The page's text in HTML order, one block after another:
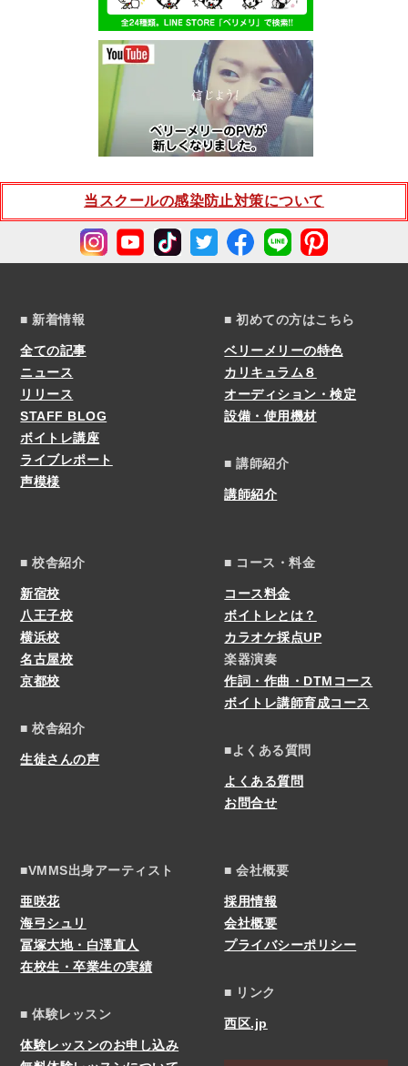
当スクールの感染防止対策について
■ 新着情報
全ての記事
ニュース
リリース
STAFF BLOG
ボイトレ講座
ライブレポート
声模様
■ 初めての方はこちら
ベリーメリーの特色
カリキュラム８
オーディション・検定
設備・使用機材
■ 講師紹介
講師紹介
■ 校舎紹介
新宿校
八王子校
横浜校
名古屋校
京都校
■ 校舎紹介
生徒さんの声
■ コース・料金
コース料金
ボイトレとは？
カラオケ採点UP
楽器演奏
作詞・作曲・DTMコース
ボイトレ講師育成コース
■よくある質問
よくある質問
お問合せ
■VMMS出身アーティスト
亜咲花
海弓シュリ
冨塚大地・白澤直人
在校生・卒業生の実績
■ 体験レッスン
体験レッスンのお申し込み
■ 会社概要
採用情報
会社概要
プライバシーポリシー
■ リンク
西区.jp